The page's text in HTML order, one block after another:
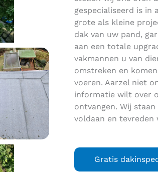
gespecialiseerd is in
grote als kleine
dak van uw pand,
aan een totale
vakmannen u van
omstreken en
voeren. Aarzel niet
informatie wilt over
ontvangen. Wij
voldaan en
Gratis